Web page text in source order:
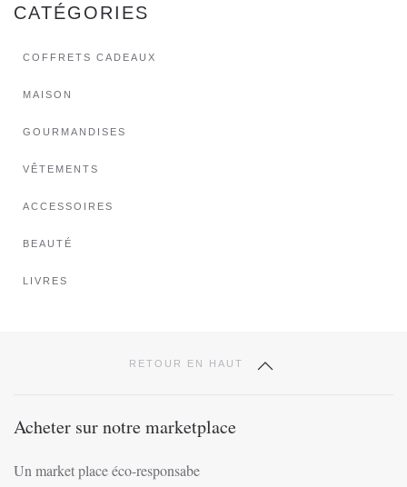
CATÉGORIES
COFFRETS CADEAUX
MAISON
GOURMANDISES
VÊTEMENTS
ACCESSOIRES
BEAUTÉ
LIVRES
RETOUR EN HAUT
Acheter sur notre marketplace
Un market place éco-responsabe